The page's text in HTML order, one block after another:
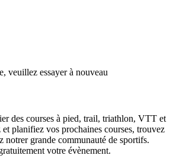
veuillez essayer à nouveau
des courses à pied, trail, triathlon, VTT et
planifiez vos prochaines courses, trouvez
notrer grande communauté de sportifs.
votre évènement.